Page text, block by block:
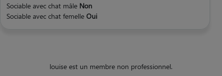
Sociable avec chat mâle Non
Sociable avec chat femelle Oui
louise est un membre non professionnel.